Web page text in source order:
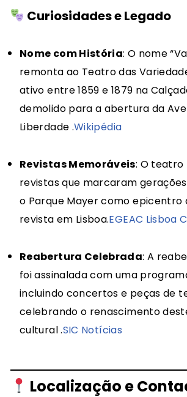
Curiosidades e Legado
Nome com História: O nome
remonta ao Teatro das
ativo entre 1859 e 1879 na
demolido para a abertura da
Liberdade .​Wikipédia
Revistas Memoráveis: O teatro
revistas que marcaram
o Parque Mayer como
revista em Lisboa.EGEAC Lisboa
Reabertura Celebrada: A
foi assinalada com uma
incluindo concertos e peças de
celebrando o renascimento
cultural.​SIC Notícias
Localização e